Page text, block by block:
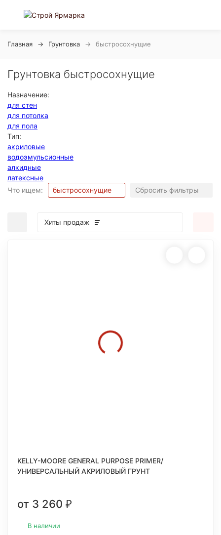
Главная Грунтовка быстросохнущие
Грунтовка быстросохнущие
Назначение:
для стен
для потолка
для пола
Тип:
акриловые
водоэмульсионные
алкидные
латексные
Что ищем:
быстросохнущие Сбросить фильтры
Хиты продаж
KELLY-MOORE GENERAL PURPOSE PRIMER/
УНИВЕРСАЛЬНЫЙ АКРИЛОВЫЙ ГРУНТ
от 3 260 ₽
В наличии